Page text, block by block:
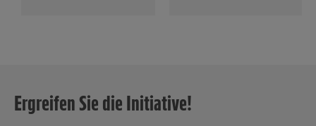
Ergreifen Sie die Initiative!